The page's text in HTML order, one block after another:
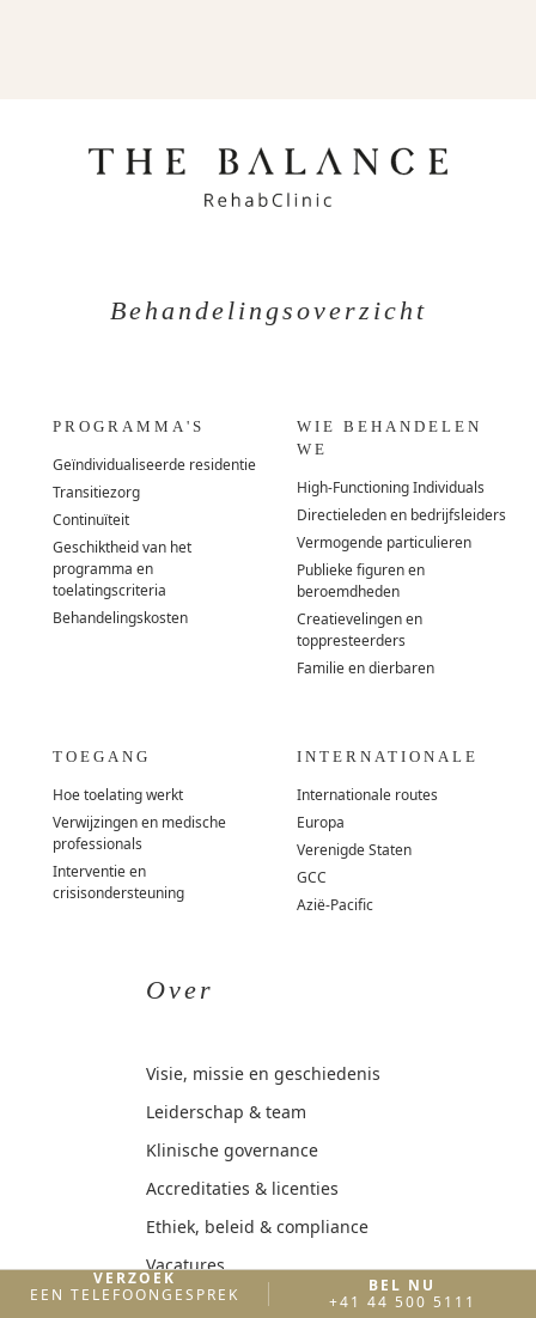
Behandelingsoverzicht
PROGRAMMA'S
Geïndividualiseerde residentie
Transitiezorg
Continuïteit
Geschiktheid van het
programma en
toelatingscriteria
Behandelingskosten
WIE BEHANDELEN
WE
High-Functioning Individuals
Directieleden en bedrijfsleiders
Vermogende particulieren
Publieke figuren en
beroemdheden
Creatievelingen en
toppresteerders
Familie en dierbaren
TOEGANG
Hoe toelating werkt
Verwijzingen en medische
professionals
Interventie en
crisisondersteuning
INTERNATIONALE
Internationale routes
Europa
Verenigde Staten
GCC
Azië-Pacific
Over
Visie, missie en geschiedenis
Leiderschap & team
Klinische governance
Accreditaties & licenties
Ethiek, beleid & compliance
Vacatures
VERZOEK
EEN TELEFOONGESPREK
BEL NU
+41 44 500 5111